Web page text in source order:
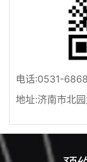
电话:0531-
地址:济南市北